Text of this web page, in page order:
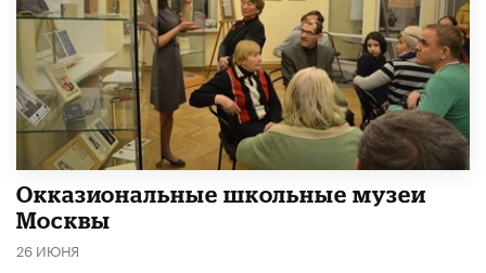
​Окказиональные школьные музеи
Москвы
26 ИЮНЯ